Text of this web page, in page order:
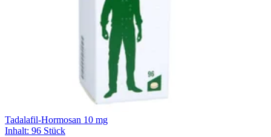
Tadalafil-Hormosan 10 mg
Inhalt: 96 Stück